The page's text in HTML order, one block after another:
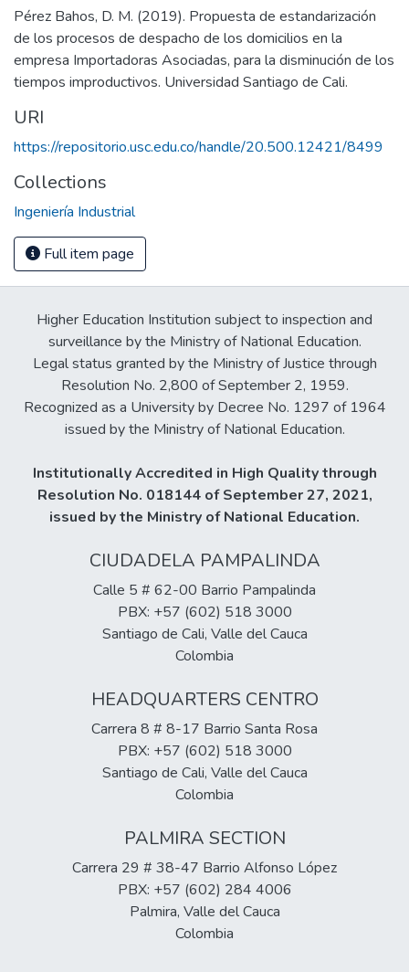
Pérez Bahos, D. M. (2019). Propuesta de estandarización
de los procesos de despacho de los domicilios en la
empresa Importadoras Asociadas, para la disminución de los
tiempos improductivos. Universidad Santiago de Cali.
URI
https://repositorio.usc.edu.co/handle/20.500.12421/8499
Collections
Ingeniería Industrial
Full item page
Higher Education Institution subject to inspection and
surveillance by the Ministry of National Education.
Legal status granted by the Ministry of Justice through
Resolution No. 2,800 of September 2, 1959.
Recognized as a University by Decree No. 1297 of 1964
issued by the Ministry of National Education.
Institutionally Accredited in High Quality through
Resolution No. 018144 of September 27, 2021,
issued by the Ministry of National Education.
CIUDADELA PAMPALINDA
Calle 5 # 62-00 Barrio Pampalinda
PBX: +57 (602) 518 3000
Santiago de Cali, Valle del Cauca
Colombia
HEADQUARTERS CENTRO
Carrera 8 # 8-17 Barrio Santa Rosa
PBX: +57 (602) 518 3000
Santiago de Cali, Valle del Cauca
Colombia
PALMIRA SECTION
Carrera 29 # 38-47 Barrio Alfonso López
PBX: +57 (602) 284 4006
Palmira, Valle del Cauca
Colombia